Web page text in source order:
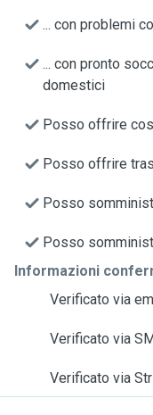
... con problemi
... con pronto
domestici
Posso offrire
Posso offrire
Posso
Posso
Informazioni
Verificato via
Verificato via
Verificato via